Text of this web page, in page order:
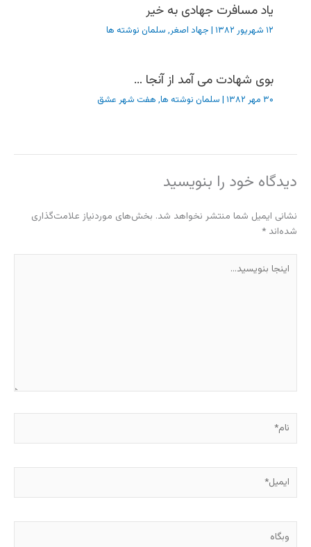
یاد مسافرت جهادی به خیر
۱۲ شهریور ۱۳۸۲ | جهاد اصغر, سلمان نوشته ها
بوی شهادت می آمد از آنجا …
۳۰ مهر ۱۳۸۲ | سلمان نوشته ها, هفت شهر عشق
دیدگاه‌ خود را بنویسید
نشانی ایمیل شما منتشر نخواهد شد. بخش‌های موردنیاز علامت‌گذاری
شده‌اند *
بنویسید…
وبگاه